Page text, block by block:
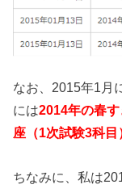
なお、2015年1月
には2014年の春
座（1次試験3科
ちなみに、私は